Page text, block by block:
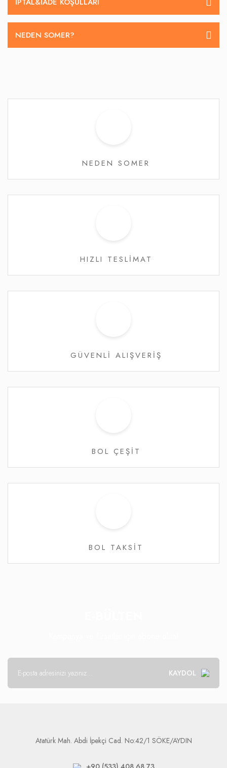
NEDEN SOMER?
NEDEN SOMER
HIZLI TESLİMAT
GÜVENLİ ALIŞVERİŞ
BOL ÇEŞİT
BOL TAKSİT
KAYDOL
Atatürk Mah. Abdi İpekçi Cad. No:42/1 SÖKE/AYDIN